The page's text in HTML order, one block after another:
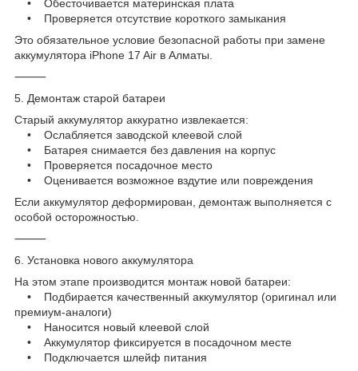
• Обесточивается материнская плата
• Проверяется отсутствие короткого замыкания
Это обязательное условие безопасной работы при замене
аккумулятора iPhone 17 Air в Алматы.
⸻
5. Демонтаж старой батареи
Старый аккумулятор аккуратно извлекается:
• Ослабляется заводской клеевой слой
• Батарея снимается без давления на корпус
• Проверяется посадочное место
• Оценивается возможное вздутие или повреждения
Если аккумулятор деформирован, демонтаж выполняется с
особой осторожностью.
⸻
6. Установка нового аккумулятора
На этом этапе производится монтаж новой батареи:
• Подбирается качественный аккумулятор (оригинал или
премиум-аналоги)
• Наносится новый клеевой слой
• Аккумулятор фиксируется в посадочном месте
• Подключается шлейф питания